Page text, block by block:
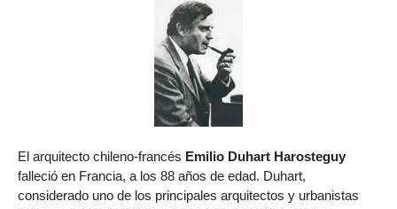
El arquitecto chileno-francés Emilio Duhart Harosteguy
falleció en Francia, a los 88 años de edad. Duhart,
considerado uno de los principales arquitectos y urbanistas